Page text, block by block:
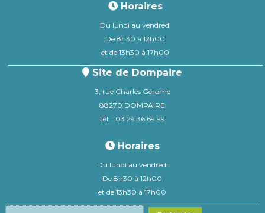
Horaires
Du lundi au vendredi
De 8h30 à 12h00
et de 13h30 à 17h00
Site de Dompaire
3, rue Charles Gérome
88270 DOMPAIRE
tél. : 03 29 36 69 99
Horaires
Du lundi au vendredi
De 8h30 à 12h00
et de 13h30 à 17h00